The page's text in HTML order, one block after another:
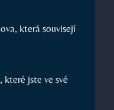
která souvisejí
jste⁣ ve své